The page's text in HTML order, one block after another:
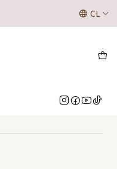
CLIENTES QUE LOSCL